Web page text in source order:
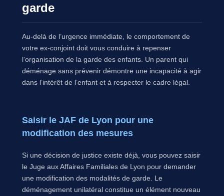
garde
Au-delà de l’urgence immédiate, le comportement de
votre ex-conjoint doit vous conduire à repenser
l’organisation de la garde des enfants. Un parent qui
déménage sans prévenir démontre une incapacité à agir
dans l’intérêt de l’enfant et à respecter le cadre légal.
Saisir le JAF de Lyon pour une
modification des mesures
Si une décision de justice existe déjà, vous pouvez saisir
le Juge aux Affaires Familiales de Lyon pour demander
une modification des modalités de garde. Le
déménagement unilatéral constitue un élément nouveau